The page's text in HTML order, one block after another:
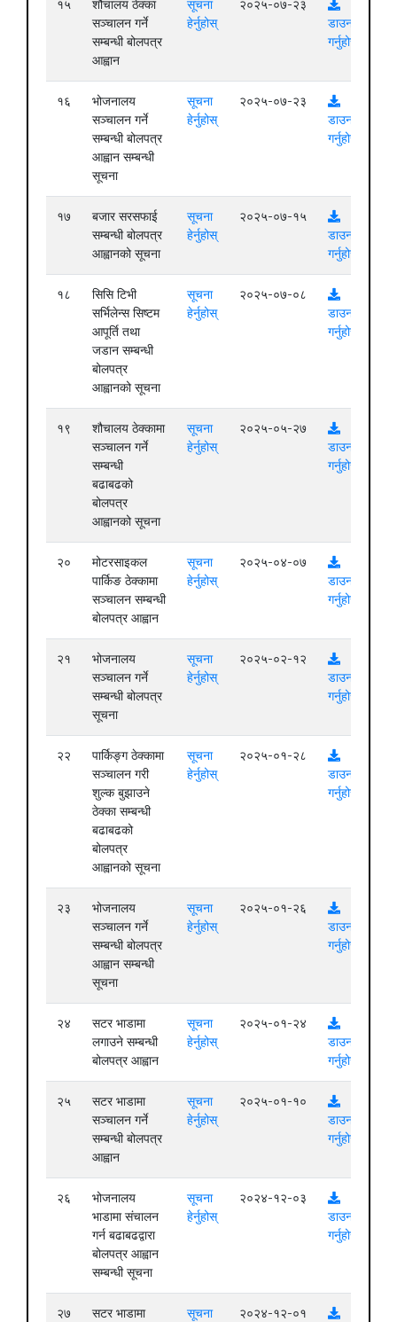
१५
शौचालय ठेक्का
सञ्चालन गर्ने
सम्बन्धी बोलपत्र
आह्वान
सूचना
हेर्नुहोस्
२०२५-०७-२३
डाउनलोड
गर्नुहोस्
१६
भोजनालय
सञ्चालन गर्ने
सम्बन्धी बोलपत्र
आह्वान सम्बन्धी
सूचना
सूचना
हेर्नुहोस्
२०२५-०७-२३
डाउनलोड
गर्नुहोस्
१७
बजार सरसफाई
सम्बन्धी बोलपत्र
आह्वानको सूचना
सूचना
हेर्नुहोस्
२०२५-०७-१५
डाउनलोड
गर्नुहोस्
१८
सिसि टिभी
सर्भिलेन्स सिष्टम
आपूर्ति तथा
जडान सम्बन्धी
बोलपत्र
आह्वानको सूचना
सूचना
हेर्नुहोस्
२०२५-०७-०८
डाउनलोड
गर्नुहोस्
१९
शौचालय ठेक्कामा
सञ्चालन गर्ने
सम्बन्धी
बढाबढको
बोलपत्र
आह्वानको सूचना
सूचना
हेर्नुहोस्
२०२५-०५-२७
डाउनलोड
गर्नुहोस्
२०
मोटरसाइकल
पार्किङ ठेक्कामा
सञ्चालन सम्बन्धी
बोलपत्र आह्वान
सूचना
हेर्नुहोस्
२०२५-०४-०७
डाउनलोड
गर्नुहोस्
२१
भोजनालय
सञ्चालन गर्ने
सम्बन्धी बोलपत्र
सूचना
सूचना
हेर्नुहोस्
२०२५-०२-१२
डाउनलोड
गर्नुहोस्
२२
पार्किङ्ग ठेक्कामा
सञ्चालन गरी
शुल्क बुझाउने
ठेक्का सम्बन्धी
बढाबढको
बोलपत्र
आह्वानको सूचना
सूचना
हेर्नुहोस्
२०२५-०१-२८
डाउनलोड
गर्नुहोस्
२३
भोजनालय
सञ्चालन गर्ने
सम्बन्धी बोलपत्र
आह्वान सम्बन्धी
सूचना
सूचना
हेर्नुहोस्
२०२५-०१-२६
डाउनलोड
गर्नुहोस्
२४
सटर भाडामा
लगाउने सम्बन्धी
बोलपत्र आह्वान
सूचना
हेर्नुहोस्
२०२५-०१-२४
डाउनलोड
गर्नुहोस्
२५
सटर भाडामा
सञ्चालन गर्ने
सम्बन्धी बोलपत्र
आह्वान
सूचना
हेर्नुहोस्
२०२५-०१-१०
डाउनलोड
गर्नुहोस्
२६
भोजनालय
भाडामा संचालन
गर्न बढाबढद्वारा
बोलपत्र आह्वान
सम्बन्धी सूचना
सूचना
हेर्नुहोस्
२०२४-१२-०३
डाउनलोड
गर्नुहोस्
२७
सटर भाडामा
सूचना
२०२४-१२-०१